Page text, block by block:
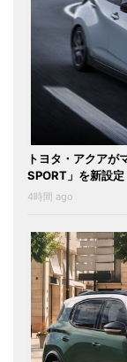
トヨタ・アクアが
SPORT」を新設定
4時間 ago